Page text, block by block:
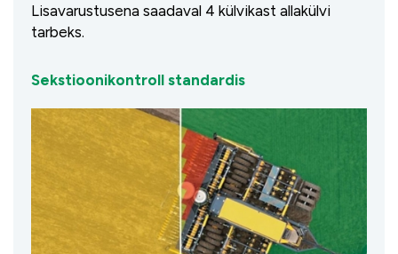
Lisavarustusena saadaval 4 külvikast allakülvi
tarbeks.
Sekstioonikontroll standardis